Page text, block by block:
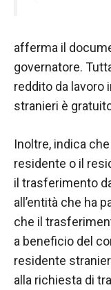
afferma il
governatore.
reddito da lavoro
stranieri è
Inoltre, indica
residente o il
il trasferimento
all’entità che ha
che il
a beneficio del
residente
alla richiesta di
tuoi interessi e
comportamenti
mentre visiti il
nostro sito,
aumenti le
contenuti e
offerte
personalizzati.